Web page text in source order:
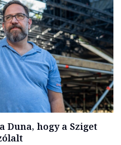
Duna, hogy a Sziget